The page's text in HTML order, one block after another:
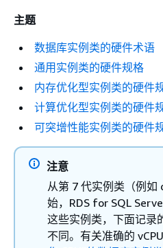
主题
数据库实例类的硬件术语
通用实例类的硬件规格
内存优化型实例类的硬件
计算优化型实例类的硬件
可突增性能实例类的硬件
注意
从第 7 代实例类（例
始，RDS for SQL
这些实例类，下面记录
不同。有关准确的